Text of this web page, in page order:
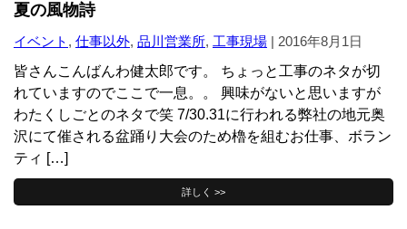
夏の風物詩
イベント , 仕事以外, 品川営業所, 工事現場 | 2016年8月1日
皆さんこんばんわ健太郎です。 ちょっと工事のネタが切
れていますのでここで一息。。 興味がないと思いますが
わたくしごとのネタで笑 7/30.31に行われる弊社の地元奥
沢にて催される盆踊り大会のため櫓を組むお仕事、ボラン
ティ […]
詳しく >>